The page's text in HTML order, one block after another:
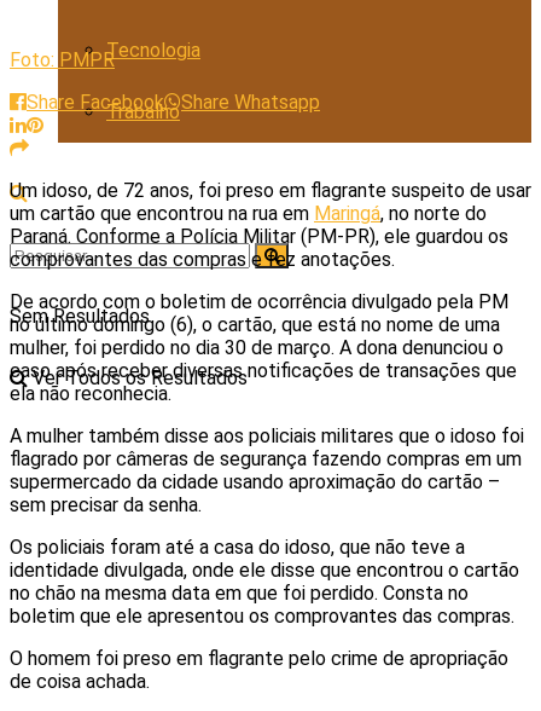
Tecnologia
Trabalho
Sem Resultados
Ver Todos os Resultados
Foto: PMPR
Share Facebook
Share Whatsapp
Um idoso, de 72 anos, foi preso em flagrante suspeito de usar
um cartão que encontrou na rua em Maringá, no norte do
Paraná. Conforme a Polícia Militar (PM-PR), ele guardou os
comprovantes das compras e fez anotações.
De acordo com o boletim de ocorrência divulgado pela PM
no último domingo (6), o cartão, que está no nome de uma
mulher, foi perdido no dia 30 de março. A dona denunciou o
caso após receber diversas notificações de transações que
ela não reconhecia.
A mulher também disse aos policiais militares que o idoso foi
flagrado por câmeras de segurança fazendo compras em um
supermercado da cidade usando aproximação do cartão –
sem precisar da senha.
Os policiais foram até a casa do idoso, que não teve a
identidade divulgada, onde ele disse que encontrou o cartão
no chão na mesma data em que foi perdido. Consta no
boletim que ele apresentou os comprovantes das compras.
O homem foi preso em flagrante pelo crime de apropriação
de coisa achada.